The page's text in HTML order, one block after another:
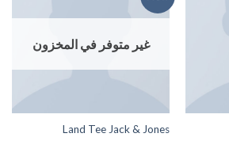
إلى
غير متوفر في المخزون
Land Tee Jack & Jones